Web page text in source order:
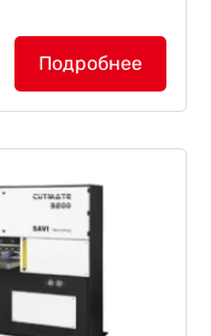
D-series
ножам, так и по
резки шпона
Подробнее